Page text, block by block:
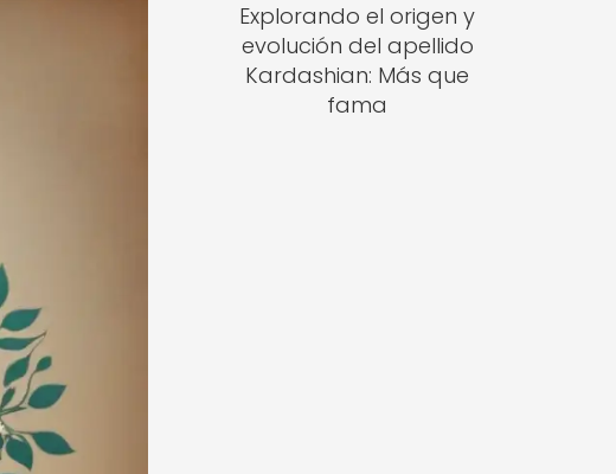
Explorando el origen y
evolución del apellido
Kardashian: Más que
fama